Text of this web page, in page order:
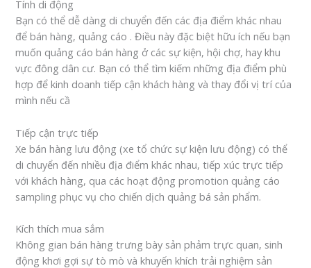
Tính di động
Bạn có thể dễ dàng di chuyển đến các địa điểm khác nhau
để bán hàng, quảng cáo . Điều này đặc biệt hữu ích nếu bạn
muốn quảng cáo bán hàng ở các sự kiện, hội chợ, hay khu
vực đông dân cư. Bạn có thể tìm kiếm những địa điểm phù
hợp để kinh doanh tiếp cận khách hàng và thay đổi vị trí của
mình nếu cầ
Tiếp cận trực tiếp
Xe bán hàng lưu động (xe tổ chức sự kiện lưu động) có thể
di chuyển đến nhiều địa điểm khác nhau, tiếp xúc trực tiếp
với khách hàng, qua các hoạt động promotion quảng cáo
sampling phục vụ cho chiến dịch quảng bá sản phẩm.
Kích thích mua sắm
Không gian bán hàng trưng bày sản phảm trực quan, sinh
động khơi gợi sự tò mò và khuyến khích trải nghiệm sản